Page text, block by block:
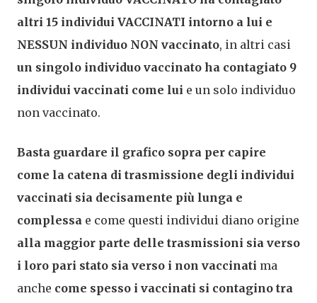
altri 15 individui VACCINATI intorno a lui e
NESSUN individuo NON vaccinato, in altri casi
un singolo individuo vaccinato ha contagiato 9
individui vaccinati come lui e un solo individuo
non vaccinato.
Basta guardare il grafico sopra per capire
come la catena di trasmissione degli individui
vaccinati sia decisamente più lunga e
complessa e come questi individui diano origine
alla maggior parte delle trasmissioni sia verso
i loro pari stato sia verso i non vaccinati ma
anche come spesso i vaccinati si contagino tra